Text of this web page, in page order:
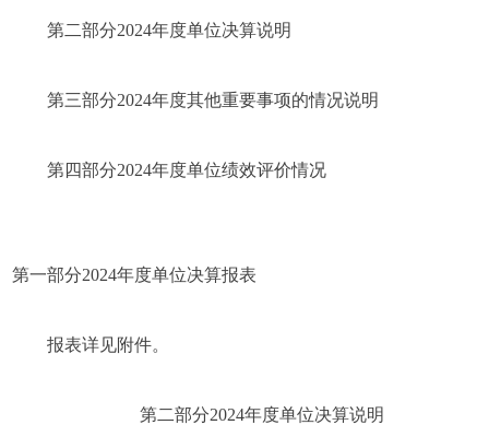
第二部分2024年度单位决算说明
第三部分2024年度其他重要事项的情况说明
第四部分2024年度单位绩效评价情况
第一部分2024年度单位决算报表
报表详见附件。
第二部分2024年度单位决算说明